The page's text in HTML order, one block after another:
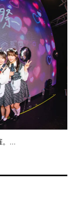
...